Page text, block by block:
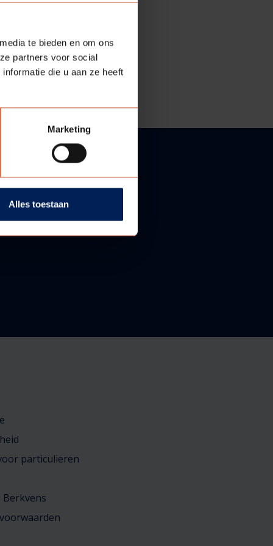
te bieden en om ons
partners voor social
die u aan ze heeft
Marketing
Alles toestaan
particulieren